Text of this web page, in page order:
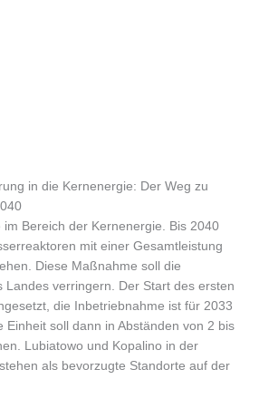
in die Kernenergie: Der Weg zu
im Bereich der Kernenergie. Bis 2040
mit einer Gesamtleistung
Diese Maßnahme soll die
Landes verringern. Der Start des ersten
die Inbetriebnahme ist für 2033
Einheit soll dann in Abständen von 2 bis
Lubiatowo und Kopalino in der
als bevorzugte Standorte auf der